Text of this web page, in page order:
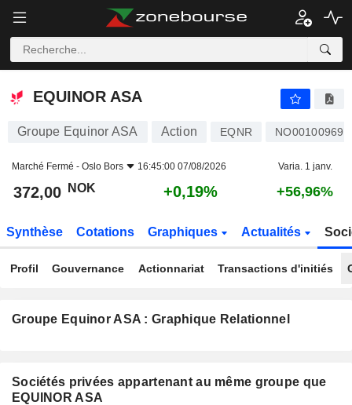
EQUINOR ASA
EQUINOR ASA
Groupe Equinor ASA Action EQNR
Marché Fermé - Oslo Bors 16:45:00 07/08/2026 Varia. 1 janv.
372,00 NOK +0,19% +56,96%
Synthèse Cotations Graphiques Actualités
Profil Gouvernance Actionnariat Transactions d'initiés
Groupe Equinor ASA : Graphique Relationnel
Sociétés privées appartenant au même groupe que
EQUINOR ASA